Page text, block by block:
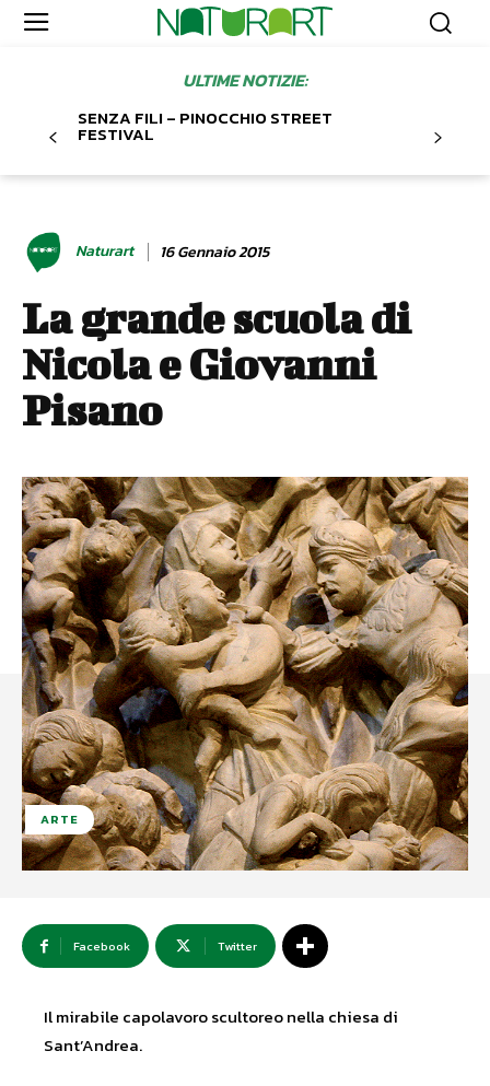
ULTIME NOTIZIE:
SENZA FILI – PINOCCHIO STREET
FESTIVAL
Naturart 16 Gennaio 2015
La grande scuola di
Nicola e Giovanni
Pisano
ARTE
Facebook Twitter
Il mirabile capolavoro scultoreo nella chiesa di
Sant’Andrea.